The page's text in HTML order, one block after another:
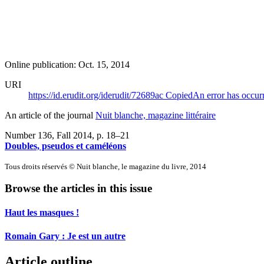
Online publication: Oct. 15, 2014
URI
https://id.erudit.org/iderudit/72689ac CopiedAn error has
An article of the journal Nuit blanche, magazine littéraire
Number 136, Fall 2014, p. 18–21
Doubles, pseudos et caméléons
Tous droits réservés © Nuit blanche, le magazine du livre, 2014
Browse the articles in this issue
Haut les masques !
Romain Gary : Je est un autre